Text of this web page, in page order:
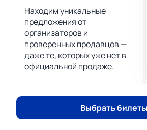
Находим уникальные
предложения от
организаторов и
проверенных продавцов —
даже те, которых уже нет в
официальной продаже.
Выбрать билеты